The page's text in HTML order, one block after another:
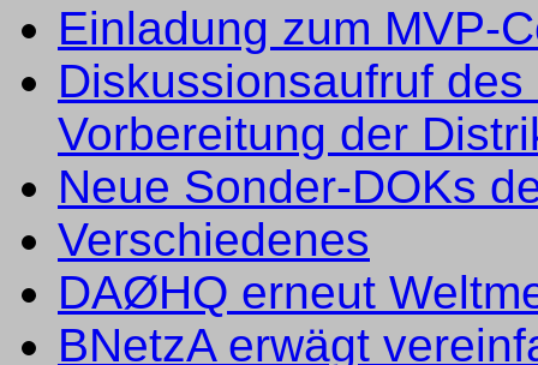
Einladung zum MVP-
Diskussionsaufruf
Vorbereitung der
Neue Sonder-DOKs
Verschiedenes
DAØHQ erneut
BNetzA erwägt